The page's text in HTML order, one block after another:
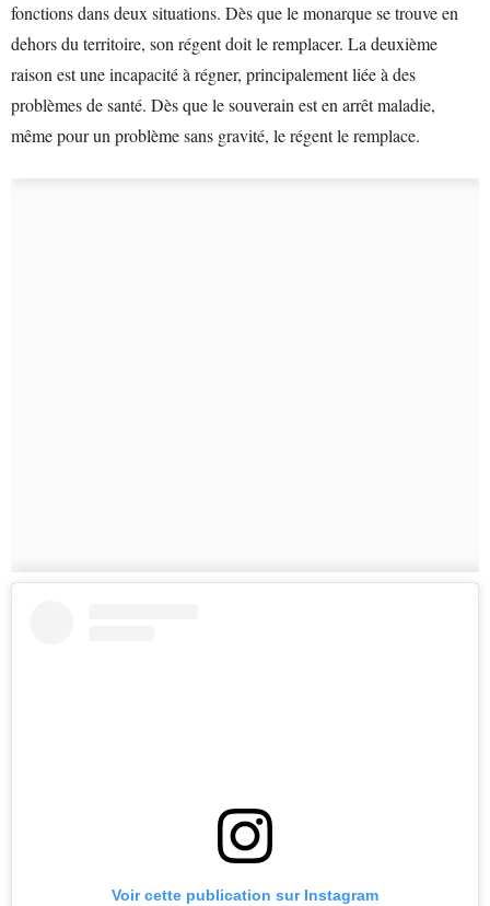
fonctions dans deux situations. Dès que le monarque se trouve en
dehors du territoire, son régent doit le remplacer. La deuxième
raison est une incapacité à régner, principalement liée à des
problèmes de santé. Dès que le souverain est en arrêt maladie,
même pour un problème sans gravité, le régent le remplace.
Voir cette publication sur Instagram